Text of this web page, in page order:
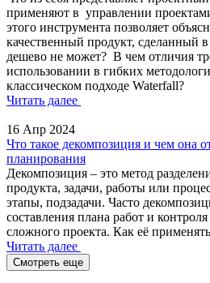
применяют в управлении
этого инструмента позволяет
качественный продукт, сделанный
дешево не может? В чем отличия
использовании в гибких
классическом подходе Waterfall?
Читать далее
16 Апр 2024
Что такое декомпозиция и чем она
планирования
Декомпозиция – это метод
продукта, задачи, работы или
этапы, подзадачи. Часто
составления плана работ и
сложного проекта. Как её
Читать далее
Смотреть еще